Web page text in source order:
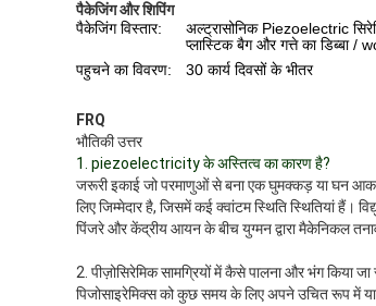
पैकेजिंग और शिपिंग
पैकेजिंग विस्तार:
अल्ट्रासोनिक Piezoelectric
प्लास्टिक बैग और गत्ते का डिब्बा /
पहुचने का विवरण:
30 कार्य दिवसों के भीतर
FRQ
भौतिकी उत्तर
1. piezoelectricity के अस्तित्व का कारण है?
जरूरी इकाई जो परमाणुओं से बना एक घुमक्कड़ या घन
लिए जिम्मेदार है, जिसमें कई क्वांटम स्थिति स्थितियां हैं।
पिंजरे और केंद्रीय आयन के बीच युग्मन द्वारा मैकेनिकल
2. पीज़ोसिरेमिक सामग्रियों में कैसे पालना और भंग किया
पिजोसाइरेमिक्स को कुछ समय के लिए अपने उचित रूप में